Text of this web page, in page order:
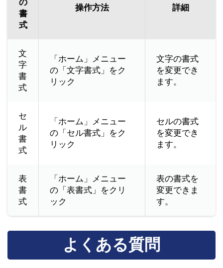
書
式
操作方法 詳細
文
字
書
式
「ホーム」メニュー
の「文字書式」をク
リック
文字の書式
を変更でき
ます。
セ
ル
書
式
「ホーム」メニュー
の「セル書式」をク
リック
セルの書式
を変更でき
ます。
表
書
式
「ホーム」メニュー
の「表書式」をクリ
ック
表の書式を
変更できま
す。
よくある質問